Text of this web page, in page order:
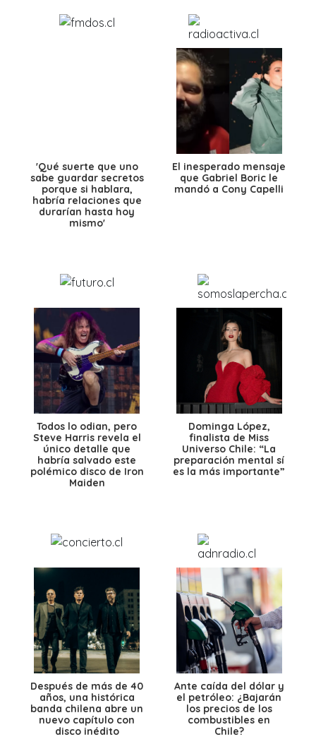
'Qué suerte que uno
sabe guardar secretos
porque si hablara,
habría relaciones que
durarían hasta hoy
mismo'
El inesperado mensaje
que Gabriel Boric le
mandó a Cony Capelli
Todos lo odian, pero
Steve Harris revela el
único detalle que
habría salvado este
polémico disco de Iron
Maiden
Dominga López,
finalista de Miss
Universo Chile: “La
preparación mental sí
es la más importante”
Después de más de 40
años, una histórica
banda chilena abre un
nuevo capítulo con
disco inédito
Ante caída del dólar y
el petróleo: ¿Bajarán
los precios de los
combustibles en
Chile?